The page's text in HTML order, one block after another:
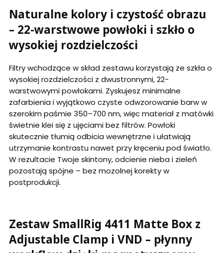
Naturalne kolory i czystość obrazu
– 22-warstwowe powłoki i szkło o
wysokiej rozdzielczości
Filtry wchodzące w skład zestawu korzystają ze szkła o
wysokiej rozdzielczości z dwustronnymi, 22-
warstwowymi powłokami. Zyskujesz minimalne
zafarbienia i wyjątkowo czyste odwzorowanie barw w
szerokim paśmie 350–700 nm, więc materiał z matówki
świetnie klei się z ujęciami bez filtrów. Powłoki
skutecznie tłumią odbicia wewnętrzne i ułatwiają
utrzymanie kontrastu nawet przy kręceniu pod światło.
W rezultacie Twoje skintony, odcienie nieba i zieleń
pozostają spójne – bez mozolnej korekty w
postprodukcji.
Zestaw SmallRig 4411 Matte Box z
Adjustable Clamp i VND – płynny